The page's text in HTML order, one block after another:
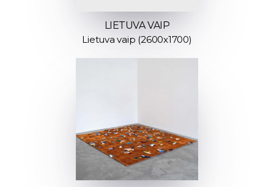
LIETUVA VAIP
Lietuva vaip (2600x1700)